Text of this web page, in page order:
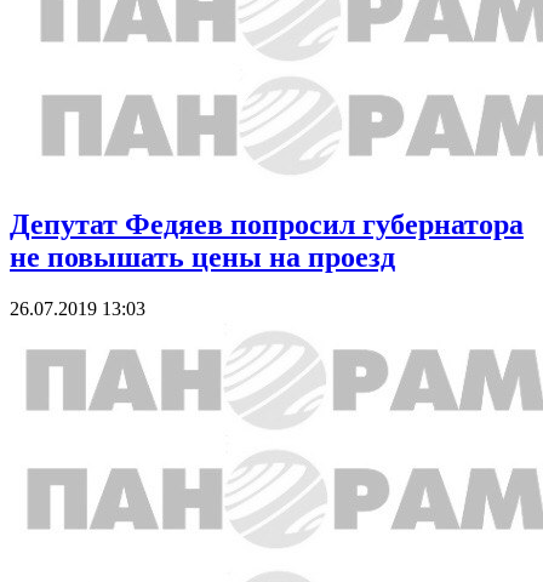
Депутат Федяев попросил губернатора
не повышать цены на проезд
26.07.2019 13:03